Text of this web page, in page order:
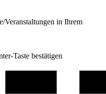
Veranstaltungen in Ihrem
Taste bestätigen